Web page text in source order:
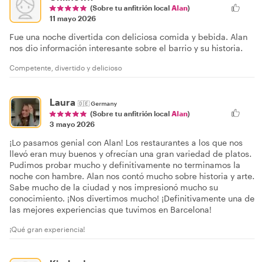
(Sobre tu anfitrión local Alan)
11 mayo 2026
Fue una noche divertida con deliciosa comida y bebida. Alan
nos dio información interesante sobre el barrio y su historia.
Competente, divertido y delicioso
Laura 🇩🇪Germany
(Sobre tu anfitrión local Alan)
3 mayo 2026
¡Lo pasamos genial con Alan! Los restaurantes a los que nos
llevó eran muy buenos y ofrecían una gran variedad de platos.
Pudimos probar mucho y definitivamente no terminamos la
noche con hambre. Alan nos contó mucho sobre historia y arte.
Sabe mucho de la ciudad y nos impresionó mucho su
conocimiento. ¡Nos divertimos mucho! ¡Definitivamente una de
las mejores experiencias que tuvimos en Barcelona!
¡Qué gran experiencia!